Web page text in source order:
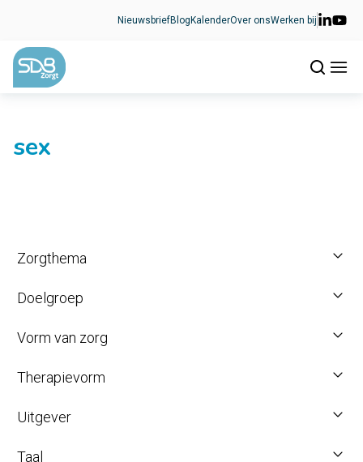
NieuwsbriefBlog KalenderOver onsWerken bij
sex
Zorgthema
Doelgroep
Vorm van zorg
Therapievorm
Uitgever
Taal